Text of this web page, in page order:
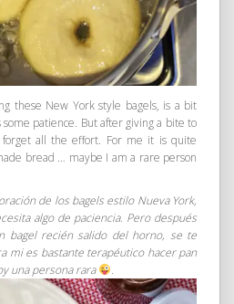
these New York style bagels, is a bit
patience. But after giving a bite to
all the effort. For me it is quite
bread … maybe I am a rare person
de los bagels estilo Nueva York,
algo de paciencia. Pero después
bagel recién salido del horno, se te
mi es bastante terapéutico hacer pan
una persona rara
.